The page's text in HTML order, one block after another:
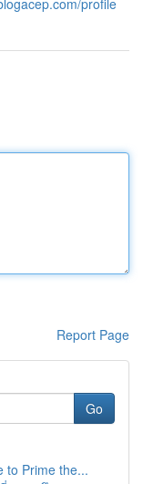
profile
Report Page
Go
to Prime the...